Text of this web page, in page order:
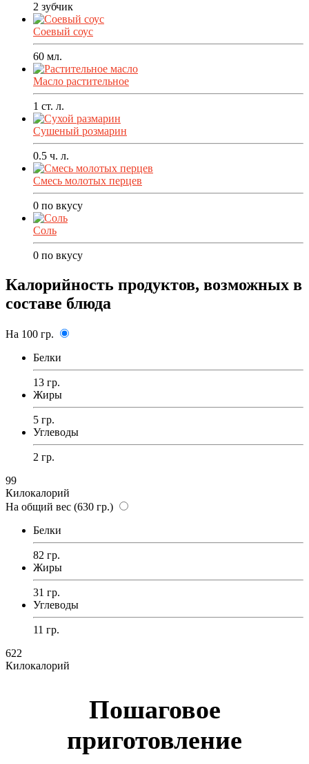
2 зубчик
Соевый соус
60 мл.
Масло растительное
1 ст. л.
Сушеный розмарин
0.5 ч. л.
Смесь молотых перцев
0 по вкусу
Соль
0 по вкусу
Калорийность продуктов, возможных в
составе блюда
На 100 гр.
Белки
13 гр.
Жиры
5 гр.
Углеводы
2 гр.
99
Килокалорий
На общий вес (630 гр.)
Белки
82 гр.
Жиры
31 гр.
Углеводы
11 гр.
622
Килокалорий
Пошаговое
приготовление